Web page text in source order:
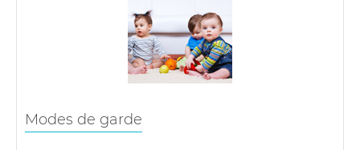
Modes de garde